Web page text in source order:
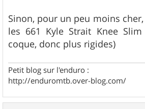
Sinon, pour un peu moins
les 661 Kyle Strait Knee
coque, donc plus rigides)
Petit blog sur l'enduro :
http://enduromtb.over-blog.com/